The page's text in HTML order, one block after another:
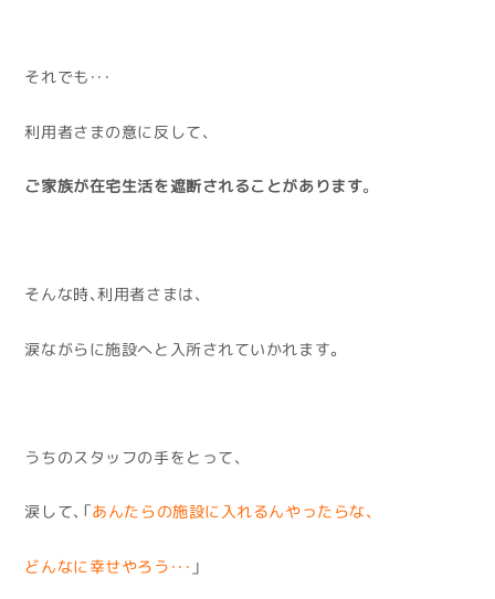
それでも・・・
利用者さまの意に反して、
ご家族が在宅生活を遮断されることがあります。
そんな時、利用者さまは、
涙ながらに施設へと入所されていかれます。
うちのスタッフの手をとって、
涙して、「 あんたらの施設に入れるんやったらな、
どんなに幸せやろう・・・ 」